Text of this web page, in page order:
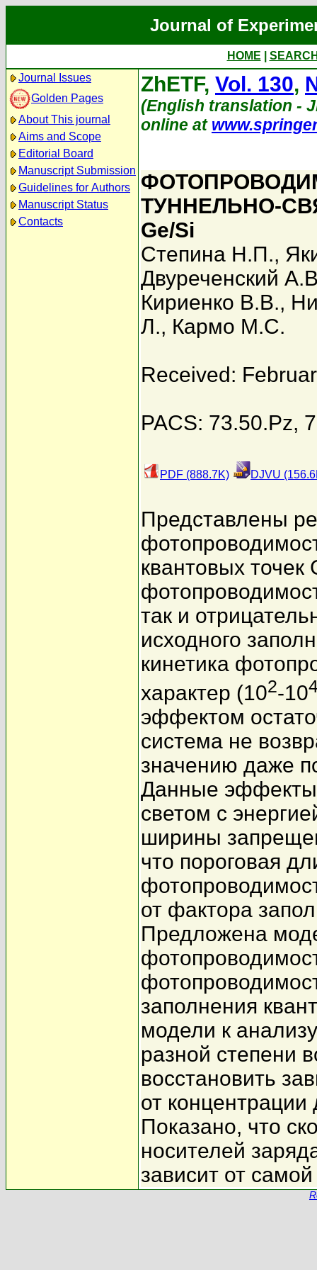
Journal of
HOME
Journal Issues
Golden Pages
About This journal
Aims and Scope
Editorial Board
Manuscript Submission
Guidelines for Authors
Manuscript Status
Contacts
ZhETF, Vol. 130,
(English translation -
online at
ТУННЕЛЬНО-
Ge/Si
Степина Н.П.,
Двуреченский
Кириенко В.В.,
Л., Кармо М.С.
Received:
PACS: 73.50.Pz,
PDF (888.7K) DJVU
Представлены
квантовых
так и
исходного
кинетика
характер (102-10
эффектом
система не
значению даже
Данные
светом с
ширины
что пороговая
от фактора
Предложена
заполнения
модели к
разной степени
восстановить
от концентрации
Показано, что
носителей
зависит от